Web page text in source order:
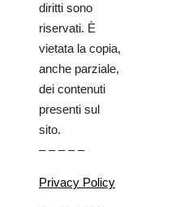
diritti sono
riservati. È
vietata la copia,
anche parziale,
dei contenuti
presenti sul
sito.
– – – – –
Privacy Policy